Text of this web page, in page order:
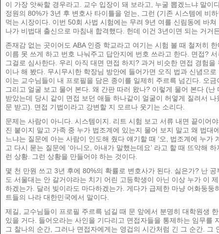
이 가장 앗싸할 경우라고. 교수 입장이 돼 보라고, 누굴 뽑겠느냐 말이
정원의 80%가 3년 후 변호사 타이틀을 얻는, 그런 (기존 시스템에 비
먹는 시장이다. 이번 50회 사법 시험에는 무려 9년 여를 신림동에 바쳐
나가 비법대 출신으로 마침내 합격했다. 헌데 이건 3년이면 되는 거거
존재감 없는 곳이어도 ABA 인증 학교라고 여기는 시험 볼 때 철저히
이름 못 쓰게 하고 번호 나눠주고 답안지에 번호 쓰라고 한다. 면접?
그걸로 심사한다. 우리 아직 대면 면접 하지? 과거 비슷한 면접 경험을
이나 해 봤다. 무시무시한 학장님 방안에 들어가면 오직 법과 신념으로
이는 교수님들이 내 프로필을 담은 종이를 일제히 주르륵 넘긴다. 오금
그리고 얼굴 보고 물어 본다. 왜 간판 따러 왔나? 이렇게 물어 본다 (난
받았는데 당시 같이 면접 보던 애들 하나같이 얼굴이 허옇게 질려서 나
문 받고). 면접 기법이라고 강변할 지 모르나 웃기는 소리다.
문제는 사람이 아니다. 시스템이지. 리트 시험 보고 서류 내면 끝이어
진 붙이지 말고 가족 중 누가 법조계에 있는지 물어 보지 말고 왜 법대
느냐는 질문에 아는 사람이 인도해 줬다 얘기할 때 ‘오, 법조계에 누가
고 다시 묻는 질문에 ‘아니오, 아내가 말했는데요’ 라고 할 때 뜨악해 하
런 상황. 그런 상황을 만들어야 하는 것이다.
몇 천 만원 쓰고 3년 후에 80%의 확률로 변호사가 된다. 싫은가? 난 공
도 서울대는 안 갈거야라는 치기 어린 고등학생이 아닌 이상 누가 이
하겠는가. 달러 빚이라도 마다하겠는가. 게다가 급제한 마냥 어화둥둥
트들의 나라 대한민국에서 말이다.
제길, 교수님들이 프로필 주르륵 넘길 때 문 앞에서 분명히 대학원생
있을 거다. 들어오라는 사인을 기다리고 면접자들을 통제하는 임무를
그 찰나의 순간, 그러나 면접자에게는 영겁의 시간처럼 긴 그 순간. 그